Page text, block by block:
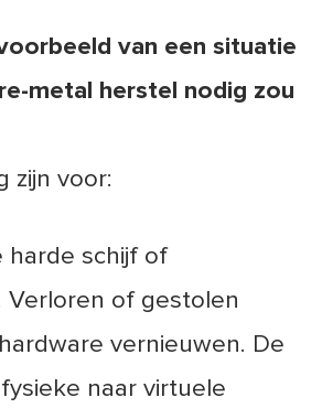
van een situatie
metal herstel nodig zou
zijn voor:
harde schijf of
Verloren of gestolen
vernieuwen. De
naar virtuele